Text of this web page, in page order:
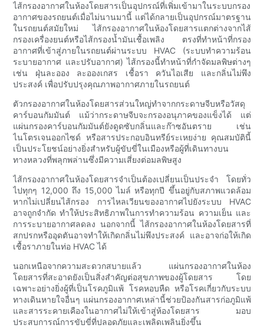
ไส้กรองอากาศในห้องโดยสารเป็นอุปกรณ์ที่เพิ่มเข้ามาในระบบกรอง
อากาศของรถยนต์เมื่อไม่นานมานี้ แต่ได้กลายเป็นอุปกรณ์มาตรฐาน
ในรถยนต์สมัยใหม่ ไส้กรองอากาศในห้องโดยสารแตกต่างจากไส้
กรองเครื่องยนต์หรือไส้กรองน้ำมันเชื้อเพลิง ตรงที่ทำหน้าที่กรอง
อากาศที่เข้าสู่ภายในรถยนต์ผ่านระบบ HVAC (ระบบทำความร้อน
ระบายอากาศ และปรับอากาศ) ไส้กรองนี้ทำหน้าที่กำจัดมลพิษต่างๆ
เช่น ฝุ่นละออง ละอองเกสร เชื้อรา ควันไอเสีย และกลิ่นไม่พึง
ประสงค์ เพื่อปรับปรุงคุณภาพอากาศภายในรถยนต์
ตัวกรองอากาศในห้องโดยสารส่วนใหญ่ทำจากกระดาษจีบหรือวัสดุ
คาร์บอนกัมมันต์ แม้ว่ากระดาษจีบจะกรองอนุภาคของแข็งได้ แต่
แผ่นกรองคาร์บอนกัมมันต์ยังดูดซับกลิ่นและก๊าซอันตราย เช่น
ไนโตรเจนออกไซด์ หรือสารประกอบอินทรีย์ระเหยง่าย คุณสมบัตินี้
เป็นประโยชน์อย่างยิ่งสำหรับผู้ขับขี่ในเมืองหรือผู้ที่เดินทางบน
ทางหลวงที่พลุกพล่านซึ่งมีความเสี่ยงต่อมลพิษสูง
ไส้กรองอากาศในห้องโดยสารจำเป็นต้องเปลี่ยนเป็นประจำ โดยทั่ว
ไปทุกๆ 12,000 ถึง 15,000 ไมล์ หรือทุกปี ขึ้นอยู่กับสภาพแวดล้อม
หากไม่เปลี่ยนไส้กรอง การไหลเวียนของอากาศไปยังระบบ HVAC
อาจถูกจำกัด ทำให้ประสิทธิภาพในการทำความร้อน ความเย็น และ
การระบายอากาศลดลง นอกจากนี้ ไส้กรองอากาศในห้องโดยสารที่
สกปรกหรืออุดตันอาจทำให้เกิดกลิ่นไม่พึงประสงค์ และอาจก่อให้เกิด
เชื้อราภายในท่อ HVAC ได้
นอกเหนือจากความสะดวกสบายแล้ว แผ่นกรองอากาศในห้อง
โดยสารที่สะอาดยังเป็นสิ่งสำคัญต่อสุขภาพของผู้โดยสาร โดย
เฉพาะอย่างยิ่งผู้ที่เป็นโรคภูมิแพ้ โรคหอบหืด หรือโรคเกี่ยวกับระบบ
ทางเดินหายใจอื่นๆ แผ่นกรองอากาศเหล่านี้ช่วยป้องกันสารก่อภูมิแพ้
และสารระคายเคืองในอากาศไม่ให้เข้าสู่ห้องโดยสาร มอบ
ประสบการณ์การขับขี่ที่ปลอดภัยและเพลิดเพลินยิ่งขึ้น